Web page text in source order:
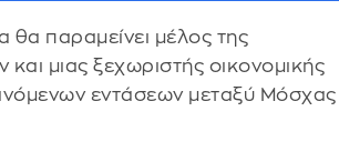
θα παραμείνει μέλος της
μιας ξεχωριστής οικονομικής
εντάσεων μεταξύ Μόσχας